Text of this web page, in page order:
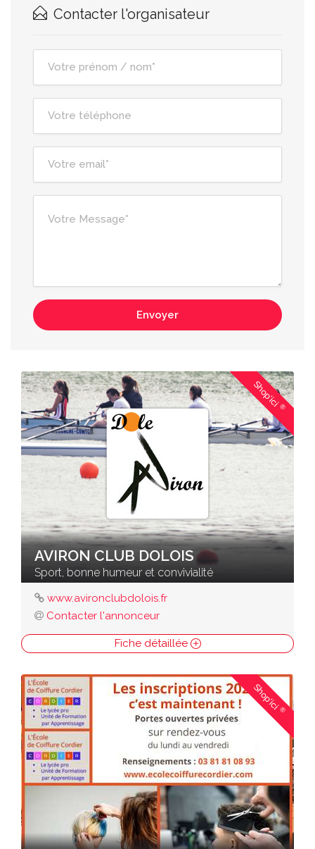
Contacter l'organisateur
Envoyer
Shop'ici®
AVIRON CLUB DOLOIS
Sport, bonne humeur et convivialité
www.avironclubdolois.fr
Contacter l'annonceur
Fiche détaillée
Shop'ici®